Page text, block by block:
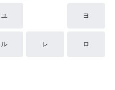
ユ ヨ
ル レ ロ